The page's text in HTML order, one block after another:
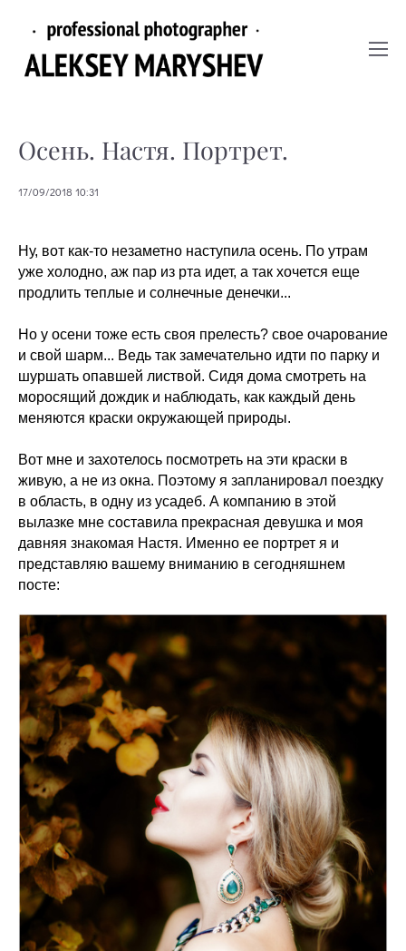
17/09/2018 10:31
Осень. Настя. Портрет.
Ну, вот как-то незаметно наступила осень. По утрам
уже холодно, аж пар из рта идет, а так хочется еще
продлить теплые и солнечные денечки...
Но у осени тоже есть своя прелесть? свое очарование
и свой шарм... Ведь так замечательно идти по парку и
шуршать опавшей листвой. Сидя дома смотреть на
моросящий дождик и наблюдать, как каждый день
меняются краски окружающей природы.
Вот мне и захотелось посмотреть на эти краски в
живую, а не из окна. Поэтому я запланировал поездку
в область, в одну из усадеб. А компанию в этой
вылазке мне составила прекрасная девушка и моя
давняя знакомая Настя. Именно ее портрет я и
представляю вашему вниманию в сегодняшнем
посте: